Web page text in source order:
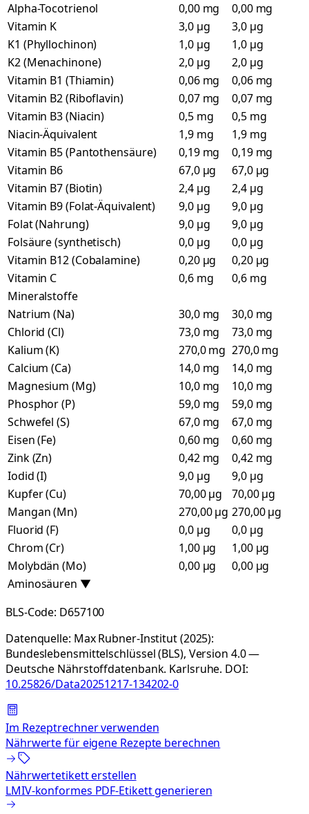
Alpha-Tocotrienol
0,00 mg
0,00 mg
Vitamin K
3,0 µg
3,0 µg
K1 (Phyllochinon)
1,0 µg
1,0 µg
K2 (Menachinone)
2,0 µg
2,0 µg
Vitamin B1 (Thiamin)
0,06 mg
0,06 mg
Vitamin B2 (Riboflavin)
0,07 mg
0,07 mg
Vitamin B3 (Niacin)
0,5 mg
0,5 mg
Niacin-Äquivalent
1,9 mg
1,9 mg
Vitamin B5 (Pantothensäure)
0,19 mg
0,19 mg
Vitamin B6
67,0 µg
67,0 µg
Vitamin B7 (Biotin)
2,4 µg
2,4 µg
Vitamin B9 (Folat-Äquivalent)
9,0 µg
9,0 µg
Folat (Nahrung)
9,0 µg
9,0 µg
Folsäure (synthetisch)
0,0 µg
0,0 µg
Vitamin B12 (Cobalamine)
0,20 µg
0,20 µg
Vitamin C
0,6 mg
0,6 mg
Mineralstoffe
Natrium (Na)
30,0 mg
30,0 mg
Chlorid (Cl)
73,0 mg
73,0 mg
Kalium (K)
270,0 mg 270,0 mg
Calcium (Ca)
14,0 mg
14,0 mg
Magnesium (Mg)
10,0 mg
10,0 mg
Phosphor (P)
59,0 mg
59,0 mg
Schwefel (S)
67,0 mg
67,0 mg
Eisen (Fe)
0,60 mg
0,60 mg
Zink (Zn)
0,42 mg
0,42 mg
Iodid (I)
9,0 µg
9,0 µg
Kupfer (Cu)
70,00 µg
70,00 µg
Mangan (Mn)
270,00 µg 270,00 µg
Fluorid (F)
0,0 µg
0,0 µg
Chrom (Cr)
1,00 µg
1,00 µg
Molybdän (Mo)
0,00 µg
0,00 µg
Aminosäuren ▼
BLS-Code: D657100
Datenquelle: Max Rubner-Institut (2025):
Bundeslebensmittelschlüssel (BLS), Version 4.0 —
Deutsche Nährstoffdatenbank. Karlsruhe. DOI:
10.25826/Data20251217-134202-0
Im Rezeptrechner verwenden
Nährwerte für eigene Rezepte berechnen
Nährwertetikett erstellen
LMIV-konformes PDF-Etikett generieren